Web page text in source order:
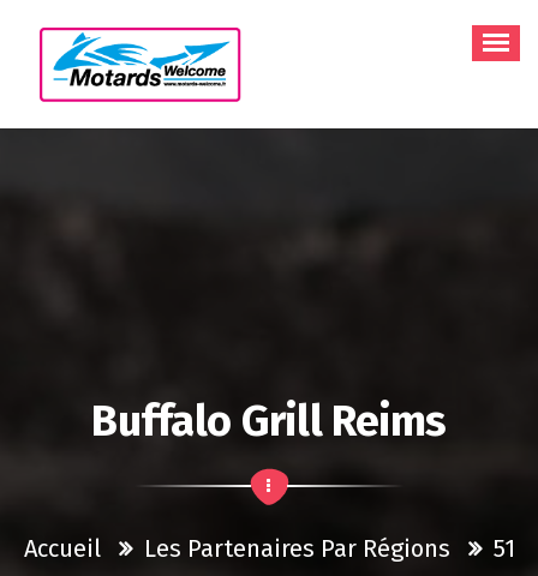
contenu
Buffalo Grill Reims
Accueil Les Partenaires Par Régions
51